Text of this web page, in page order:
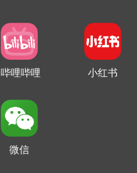
哔哩哔哩 小红书
微信